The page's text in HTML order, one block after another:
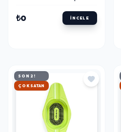
₺0 İNCELE
SON 2!
HIZLI KARGO